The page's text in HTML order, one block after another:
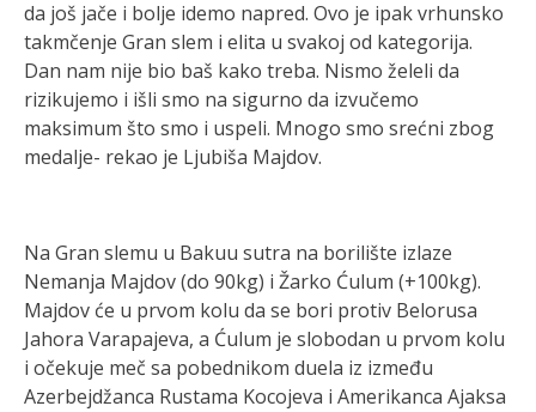
da još jače i bolje idemo napred. Ovo je ipak vrhunsko
takmčenje Gran slem i elita u svakoj od kategorija.
Dan nam nije bio baš kako treba. Nismo želeli da
rizikujemo i išli smo na sigurno da izvučemo
maksimum što smo i uspeli. Mnogo smo srećni zbog
medalje- rekao je Ljubiša Majdov.
Na Gran slemu u Bakuu sutra na borilište izlaze
Nemanja Majdov (do 90kg) i Žarko Ćulum (+100kg).
Majdov će u prvom kolu da se bori protiv Belorusa
Jahora Varapajeva, a Ćulum je slobodan u prvom kolu
i očekuje meč sa pobednikom duela iz između
Azerbejdžanca Rustama Kocojeva i Amerikanca Ajaksa